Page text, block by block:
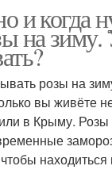
и когда
на
розы на
вы живёте
в Крыму.